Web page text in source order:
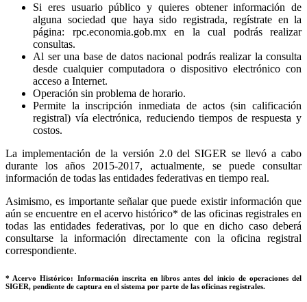
Si eres usuario público y quieres obtener información de
alguna sociedad que haya sido registrada, regístrate en la
página: rpc.economia.gob.mx en la cual podrás realizar
consultas.
Al ser una base de datos nacional podrás realizar la consulta
desde cualquier computadora o dispositivo electrónico con
acceso a Internet.
Operación sin problema de horario.
Permite la inscripción inmediata de actos (sin calificación
registral) vía electrónica, reduciendo tiempos de respuesta y
costos.
La implementación de la versión 2.0 del SIGER se llevó a cabo
durante los años 2015-2017, actualmente, se puede consultar
información de todas las entidades federativas en tiempo real.
Asimismo, es importante señalar que puede existir información que
aún se encuentre en el acervo histórico* de las oficinas registrales en
todas las entidades federativas, por lo que en dicho caso deberá
consultarse la información directamente con la oficina registral
correspondiente.
* Acervo Histórico: Información inscrita en libros antes del inicio de operaciones del
SIGER, pendiente de captura en el sistema por parte de las oficinas registrales.